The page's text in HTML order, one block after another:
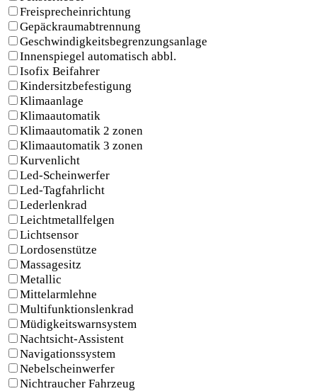
Freisprecheinrichtung
Gepäckraumabtrennung
Geschwindigkeitsbegrenzungsanlage
Innenspiegel automatisch abbl.
Isofix Beifahrer
Kindersitzbefestigung
Klimaanlage
Klimaautomatik
Klimaautomatik 2 zonen
Klimaautomatik 3 zonen
Kurvenlicht
Led-Scheinwerfer
Led-Tagfahrlicht
Lederlenkrad
Leichtmetallfelgen
Lichtsensor
Lordosenstütze
Massagesitz
Metallic
Mittelarmlehne
Multifunktionslenkrad
Müdigkeitswarnsystem
Nachtsicht-Assistent
Navigationssystem
Nebelscheinwerfer
Nichtraucher Fahrzeug